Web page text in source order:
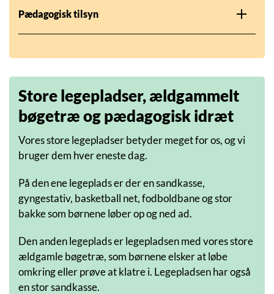
Pædagogisk tilsyn
Store legepladser, ældgammelt
bøgetræ og pædagogisk idræt
Vores store legepladser betyder meget for os, og vi
bruger dem hver eneste dag.
På den ene legeplads er der en sandkasse,
gyngestativ, basketball net, fodboldbane og stor
bakke som børnene løber op og ned ad.
Den anden legeplads er legepladsen med vores store
ældgamle bøgetræ, som børnene elsker at løbe
omkring eller prøve at klatre i. Legepladsen har også
en stor sandkasse.